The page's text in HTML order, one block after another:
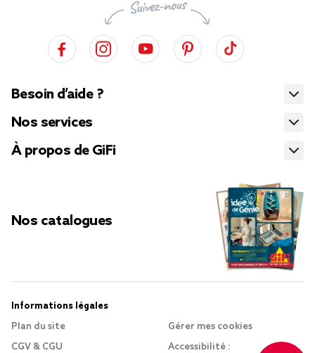
Besoin d’aide ?
Nos services
À propos de GiFi
Nos catalogues
Informations légales
Plan du site
CGV & CGU
Gérer mes cookies
Accessibilité :